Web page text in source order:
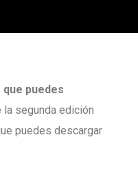
puedes
la segunda edición
puedes descargar